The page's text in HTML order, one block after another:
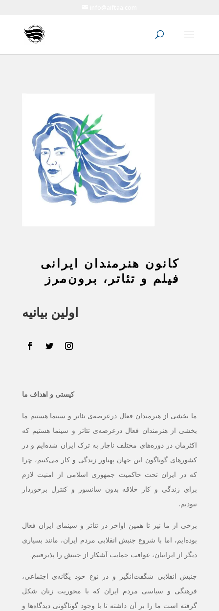
کانون هنرمندان ایرانی
فیلم و تئاتر، برون‌مرز
کیستی و اهداف ما
ما بخشی از هنرمندان فعال درعرصه‌ی تئاتر و سینما هستیم ما
بخشی از هنرمندان فعال درعرصه‌ی تئاتر و سینما هستیم که
اکثرمان در دوره‌های مختلف ناچار به ترک ایران شده‌ایم و در
کشورهای گوناگون این جهان پهناور زندگی و کار می‌‌کنیم، چرا
که در ایران تحت حاکمیت جمهوری اسلامی از امنیت لازم
برای زندگی و کار خلاقه بدون سانسور و کنترل برخوردار
نبودیم.
برخی از ما نیز تا همین اواخر در تئاتر و سینمای ایران فعال
بوده‌ایم، اما با شروع جنبش انقلابی مردم ایران، مانند بسیاری
دیگر از ایرانیان، عواقب حمایت آشکار از جنبش را پذیرفتیم.
جنبش انقلابی شگفت‌انگیز و در نوع خود یگانه‌ی اجتماعی،
فرهنگی و سیاسی مردم ایران که با محوریت زنان شکل
گرفته است ما را بر آن داشته تا با وجود گوناگونی دیدگاه‌ها و